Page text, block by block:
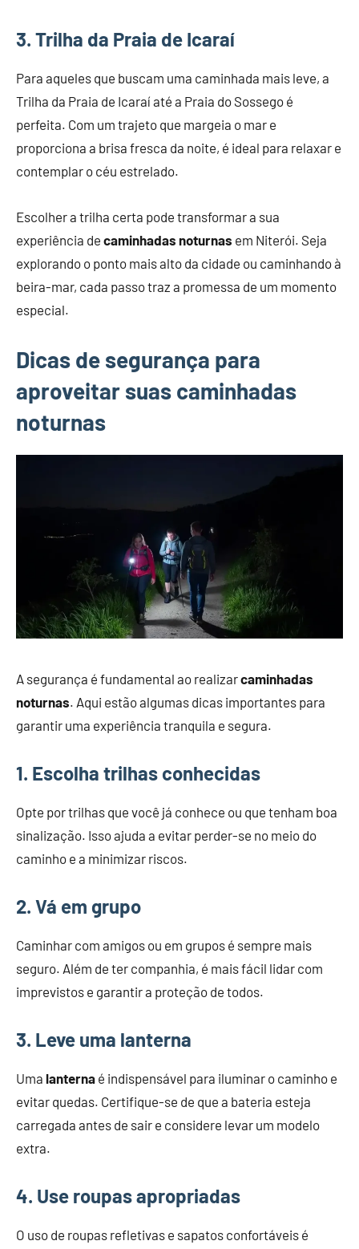
3. Trilha da Praia de Icaraí
Para aqueles que buscam uma caminhada mais leve, a
Trilha da Praia de Icaraí até a Praia do Sossego é
perfeita. Com um trajeto que margeia o mar e
proporciona a brisa fresca da noite, é ideal para relaxar e
contemplar o céu estrelado.
Escolher a trilha certa pode transformar a sua
experiência de caminhadas noturnas em Niterói. Seja
explorando o ponto mais alto da cidade ou caminhando à
beira-mar, cada passo traz a promessa de um momento
especial.
Dicas de segurança para
aproveitar suas caminhadas
noturnas
A segurança é fundamental ao realizarcaminhadas
noturnas. Aqui estão algumas dicas importantes para
garantir uma experiência tranquila e segura.
1. Escolha trilhas conhecidas
Opte por trilhas que você já conhece ou que tenham boa
sinalização. Isso ajuda a evitar perder-se no meio do
caminho e a minimizar riscos.
2. Vá em grupo
Caminhar com amigos ou em grupos é sempre mais
seguro. Além de ter companhia, é mais fácil lidar com
imprevistos e garantir a proteção de todos.
3. Leve uma lanterna
Uma lanterna é indispensável para iluminar o caminho e
evitar quedas. Certifique-se de que a bateria esteja
carregada antes de sair e considere levar um modelo
extra.
4. Use roupas apropriadas
O uso de roupas refletivas e sapatos confortáveis é